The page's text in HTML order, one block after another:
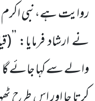
روایت ہے،نبی اکرم
نے ارشاد فرمایا: ’’
والے سے کہا جائے